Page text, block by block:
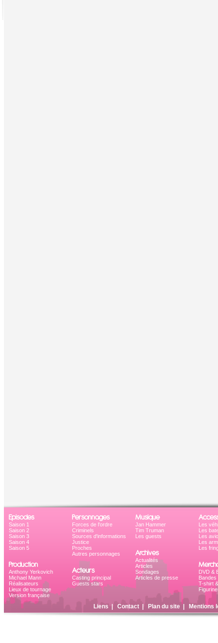
Episodes
Saison 1
Saison 2
Saison 3
Saison 4
Saison 5
Production
Anthony Yerkovich
Michael Mann
Réalisateurs
Lieux de tournage
Version française
Personnages
Forces de l'ordre
Criminels
Sources d'informations
Justice
Proches
Autres personnages
Acteurs
Casting principal
Guests stars
Musique
Jan Hammer
Tim Truman
Les guests
Archives
Actualités
Articles
Sondages
Articles de presse
Les
Les
Les
Les
Les
DVD &
Bandes
T-shirt
Liens Contact| Plan du site| Mentions